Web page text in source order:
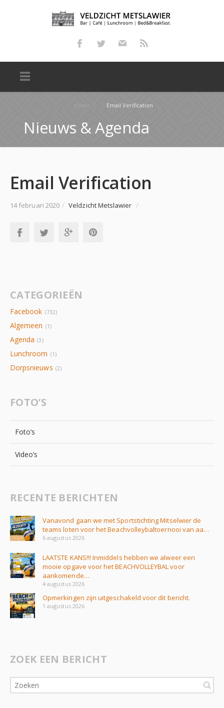
Home Email Verification
Nieuws & Agenda
Email Verification
14 februari 2020 / Veldzicht Metslawier /
CATEGORIEËN
Facebook (732)
Algemeen (1)
Agenda (3)
Lunchroom (1)
Dorpsnieuws (2)
FOTO’S
Foto’s
Video’s
RECENTE BERICHTEN
Vanavond gaan we met Sportstichting Mitselwier de
teams loten voor het Beachvolleybaltoernooi van aa…
6 augustus 2026
LAATSTE KANS!!! Inmiddels hebben we alweer een
mooie opgave voor het BEACHVOLLEYBAL voor
aankomende…
4 augustus 2026
Opmerkingen zijn uitgeschakeld voor dit bericht.
1 augustus 2026
ZOEK EEN BERICHT